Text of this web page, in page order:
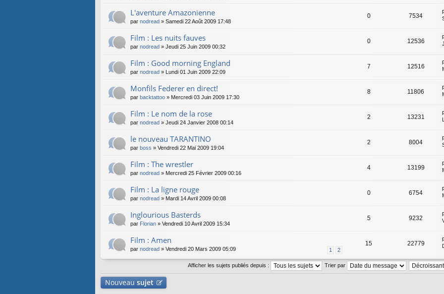
L'aventure Amazonienne
par nodread » Samedi 22 Août 2009 17:48
0 7534
Film : Les nuits fauves
par nodread » Jeudi 25 Juin 2009 00:32
0 12536
Film : Good morning England
par nodread » Lundi 01 Juin 2009 22:09
7 12516
Monfils Federer en direct!
par backtattoo » Mercredi 03 Juin 2009 17:30
8 11806
Film : Le nom de la rose
par nodread » Jeudi 24 Janvier 2008 00:14
2 13231
le nouveau TARANTINO
par boss » Vendredi 22 Mai 2009 19:04
2 8004
Film : The wrestler
par nodread » Mercredi 25 Février 2009 00:16
4 13199
Film : La ligne rouge
par nodread » Mardi 14 Avril 2009 00:08
0 6754
Inglourious Basterds
par Florian » Vendredi 10 Avril 2009 15:34
5 9232
Film : Amen
1 2
par nodread » Vendredi 20 Mars 2009 05:09
15 22779
Afficher les sujets publiés depuis : Trier par
Nouveau sujet